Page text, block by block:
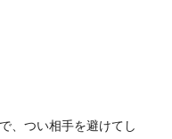
、つい相手を避けてし